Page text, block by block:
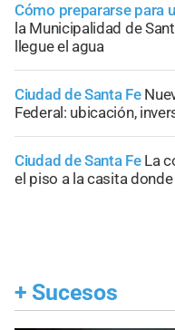
Cómo prepararse para
la Municipalidad de
llegue el agua
Ciudad de Santa Fe
Federal: ubicación,
Ciudad de Santa Fe La
el piso a la casita
+ Sucesos